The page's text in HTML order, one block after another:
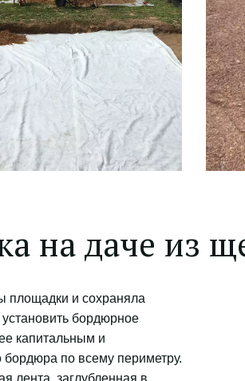
на даче из
площадки и сохраняла
бордюрное
капитальным и
бордюра по всему периметру.
лента, заглубленная в